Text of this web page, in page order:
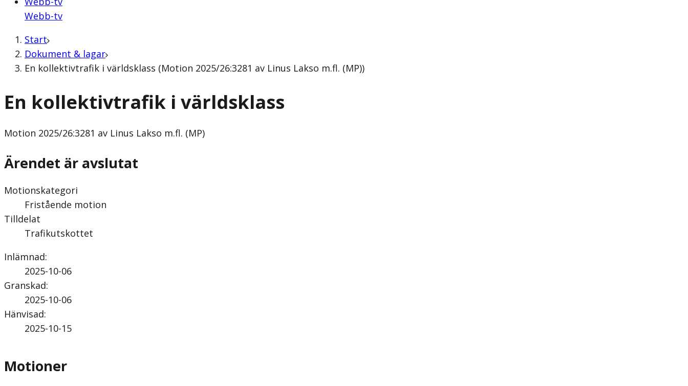
Webb-tv
Start
Dokument & lagar
En kollektivtrafik i världsklass (Motion 2025/26:3281 av Linus Lakso m.fl. (MP))
En kollektivtrafik i världsklass
Motion 2025/26:3281 av Linus Lakso m.fl. (MP)
Ärendet är avslutat
Motionskategori
Fristående motion
Tilldelat
Trafikutskottet
Inlämnad:
2025-10-06
Granskad:
2025-10-06
Hänvisad:
2025-10-15
Motioner